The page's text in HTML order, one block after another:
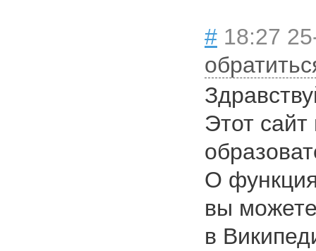
# 18:27
Этот
О
вы
в